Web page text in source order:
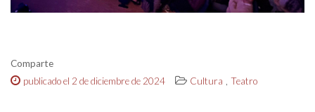
Comparte
publicado el 2 de diciembre de 2024
Cultura Teatro